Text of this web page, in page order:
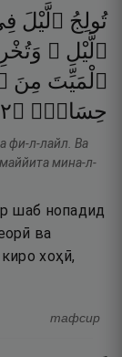
تُولِجُ ٱلَّيْلَ
ٱلَّيْلِ ۖ
ٱلْمَيِّتَ مِنَ
حِسَابٍۢ ۝
фи-л-лайл. Ва
мина-л-
шаб нопадид
ва
хоҳӣ,
тафсир